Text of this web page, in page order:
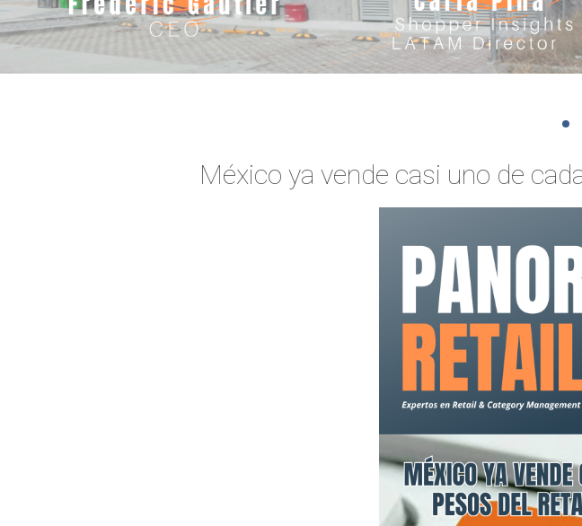
México ya vende casi uno de